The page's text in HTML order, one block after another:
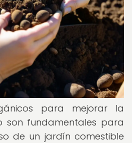
para mejorar la
son fundamentales para
de un jardín comestible